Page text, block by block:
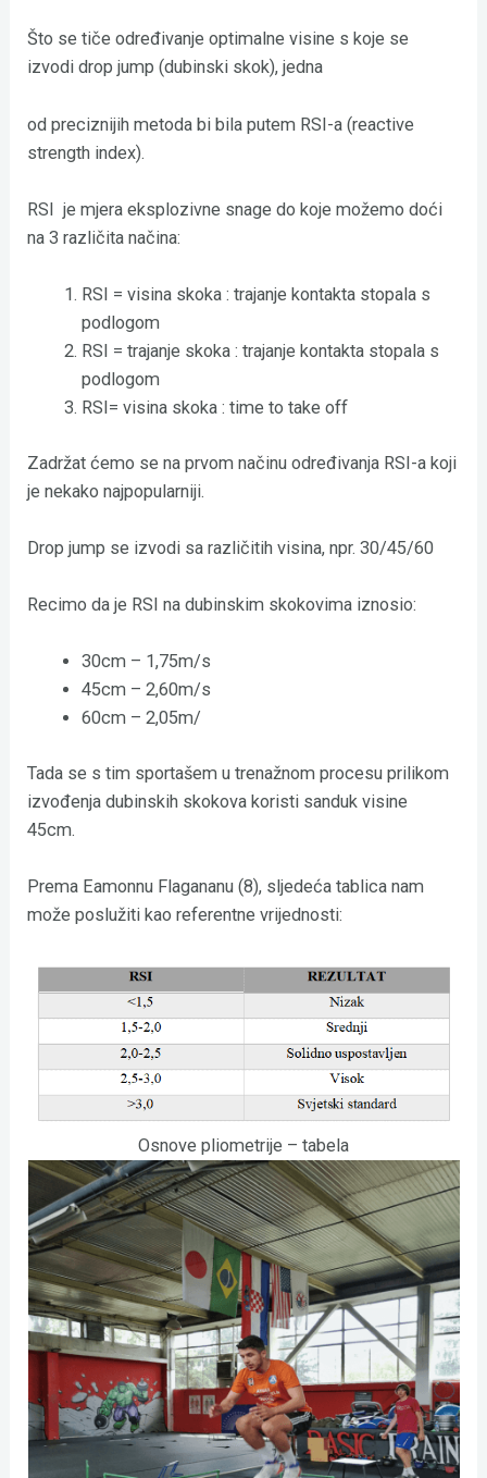
Što se tiče određivanje optimalne visine s koje se
izvodi drop jump (dubinski skok), jedna
od preciznijih metoda bi bila putem RSI-a (reactive
strength index).
RSI je mjera eksplozivne snage do koje možemo doći
na 3 različita načina:
RSI = visina skoka : trajanje kontakta stopala s
podlogom
RSI = trajanje skoka : trajanje kontakta stopala s
podlogom
RSI= visina skoka : time to take off
Zadržat ćemo se na prvom načinu određivanja RSI-a koji
je nekako najpopularniji.
Drop jump se izvodi sa različitih visina, npr. 30/45/60
Recimo da je RSI na dubinskim skokovima iznosio:
30cm – 1,75m/s
45cm – 2,60m/s
60cm – 2,05m/
Tada se s tim sportašem u trenažnom procesu prilikom
izvođenja dubinskih skokova koristi sanduk visine
45cm.
Prema Eamonnu Flagananu (8), sljedeća tablica nam
može poslužiti kao referentne vrijednosti:
Osnove pliometrije – tabela